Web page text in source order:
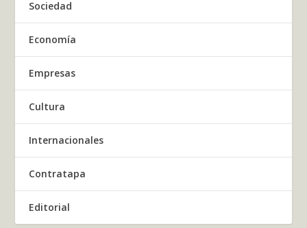
Sociedad
Economía
Empresas
Cultura
Internacionales
Contratapa
Editorial